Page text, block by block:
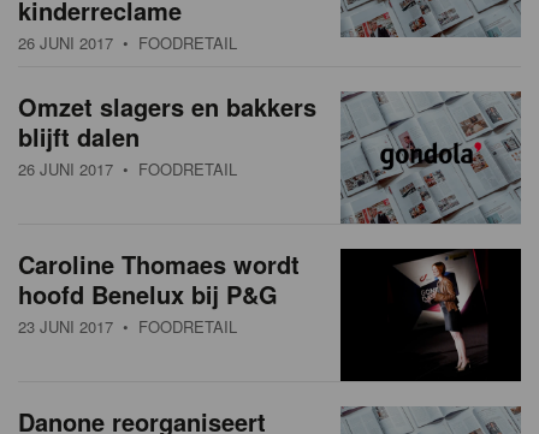
kinderreclame
26 JUNI 2017 • FOODRETAIL
Omzet slagers en bakkers
blijft dalen
26 JUNI 2017 • FOODRETAIL
Caroline Thomaes wordt
hoofd Benelux bij P&G
23 JUNI 2017 • FOODRETAIL
Danone reorganiseert